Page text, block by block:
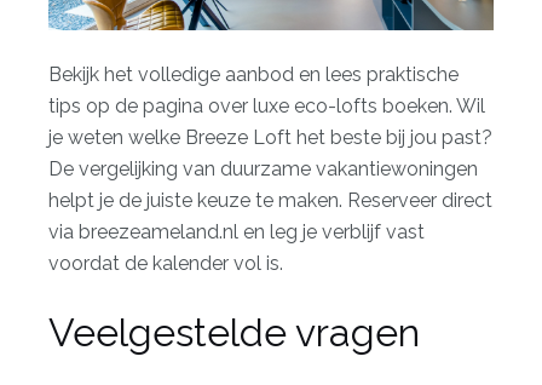
Bekijk het volledige aanbod en lees praktische
tips op de pagina over luxe eco-lofts boeken. Wil
je weten welke Breeze Loft het beste bij jou past?
De vergelijking van duurzame vakantiewoningen
helpt je de juiste keuze te maken. Reserveer direct
via breezeameland.nl en leg je verblijf vast
voordat de kalender vol is.
Veelgestelde vragen